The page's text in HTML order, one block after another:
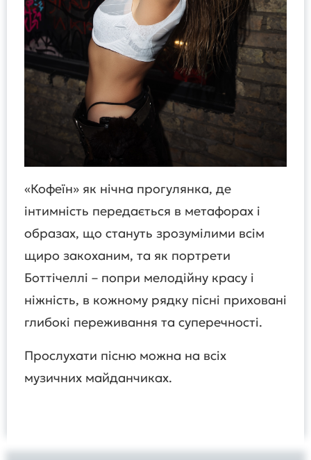
«Кофеїн» як нічна прогулянка, де
інтимність передається в метафорах і
образах, що стануть зрозумілими всім
щиро закоханим, та як портрети
Боттічеллі – попри мелодійну красу і
ніжність, в кожному рядку пісні приховані
глибокі переживання та суперечності.
Прослухати пісню можна на всіх
музичних майданчиках.